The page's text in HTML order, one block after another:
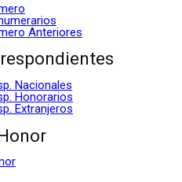
Anteriores
Nacionales
Honorarios
Extranjeros